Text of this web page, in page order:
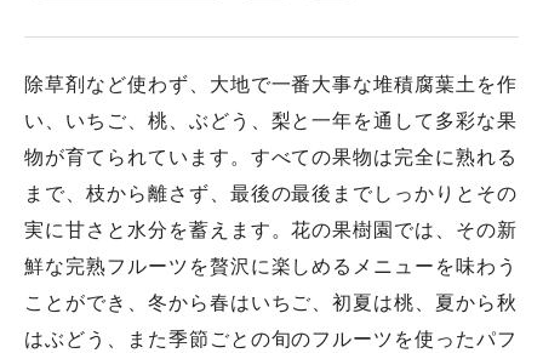
除草剤など使わず、大地で一番大事な堆積腐葉土を作
い、いちご、桃、ぶどう、梨と一年を通して多彩な果
物が育てられています。すべての果物は完全に熟れる
まで、枝から離さず、最後の最後までしっかりとその
実に甘さと水分を蓄えます。花の果樹園では、その新
鮮な完熟フルーツを贅沢に楽しめるメニューを味わう
ことができ、冬から春はいちご、初夏は桃、夏から秋
はぶどう、また季節ごとの旬のフルーツを使ったパフ